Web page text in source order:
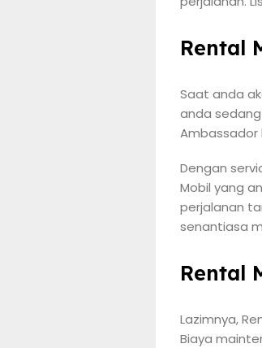
Rental
Saat anda
anda
Ambassador
Dengan
Mobil yang
perjalanan
senantiasa
Rental
Lazimnya,
Biaya